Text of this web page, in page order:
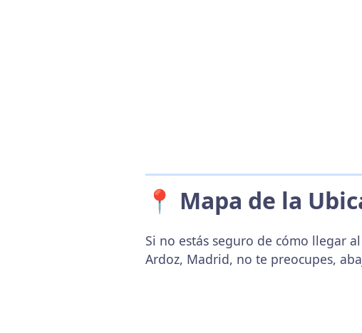
📍 Mapa de la
Si no estás seguro de cómo llegar
Ardoz, Madrid, no te preocupes,